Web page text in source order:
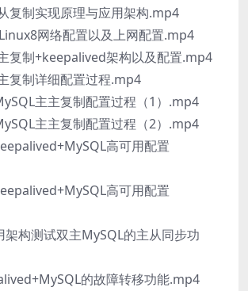
复制实现原理与应用架构.mp4
网络配置以及上网配置.mp4
复制+keepalived架构以及配置.mp4
复制详细配置过程.mp4
主主复制配置过程（1）.mp4
主主复制配置过程（2）.mp4
高可用配置
高可用配置
架构测试双主MySQL的主从同步功
的故障转移功能.mp4